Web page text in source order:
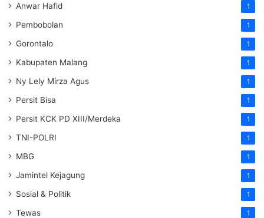
Anwar Hafid 1
Pembobolan 1
Gorontalo 1
Kabupaten Malang 1
Ny Lely Mirza Agus 1
Persit Bisa 1
Persit KCK PD XIII/Merdeka 1
TNI-POLRI 1
MBG 1
Jamintel Kejagung 1
Sosial & Politik 1
Tewas 1